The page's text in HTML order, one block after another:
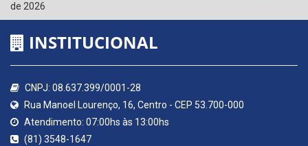
de 2026
INSTITUCIONAL
CNPJ: 08.637.399/0001-28
Rua Manoel Lourenço, 16, Centro - CEP 53.700-000
Atendimento: 07:00hs às 13:00hs
(81) 3548-1647